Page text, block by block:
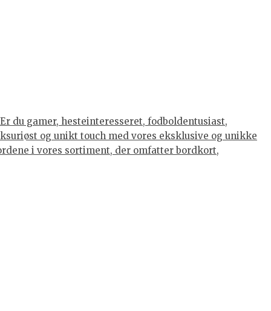
du gamer, hesteinteresseret, fodboldentusiast,
og unikt touch med vores eksklusive og unikke
i vores sortiment, der omfatter bordkort,